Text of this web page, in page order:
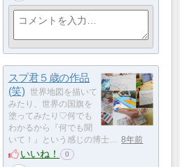
スプ君５歳の作品
(笑)
世界地図を描いて
みたり、世界の国旗を
塗ってみたり♡何でも
わかるから『何でも聞
いて！』という感じの博士…
8年前
いいね！ 0